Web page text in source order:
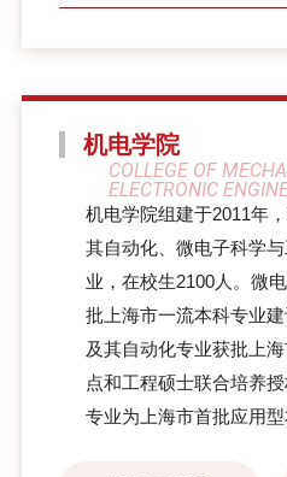
机电学院
COLLEGE OF
ELECTRONIC
机电学院组建于2011年
其自动化、微电子科学
业，在校生2100人。微
批上海市一流本科专业
及其自动化专业获批上
点和工程硕士联合培养
专业为上海市首批应用型